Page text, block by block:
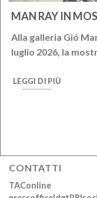
MAN RAY IN
Alla galleria Gió
luglio 2026, la
LEGGI DI PIÙ
CONTATTI
TAConline